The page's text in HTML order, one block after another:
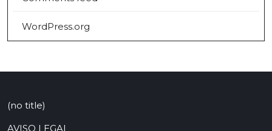
WordPress.org
(no title)
AVISO LEGAL